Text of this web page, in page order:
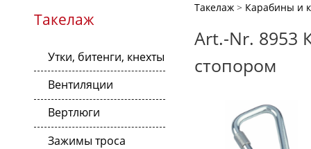
Такелаж
Утки, битенги, кнехты
Вентиляции
Вертлюги
Зажимы троса
Такелаж > Карабины и
Art.-Nr. 8953
стопором